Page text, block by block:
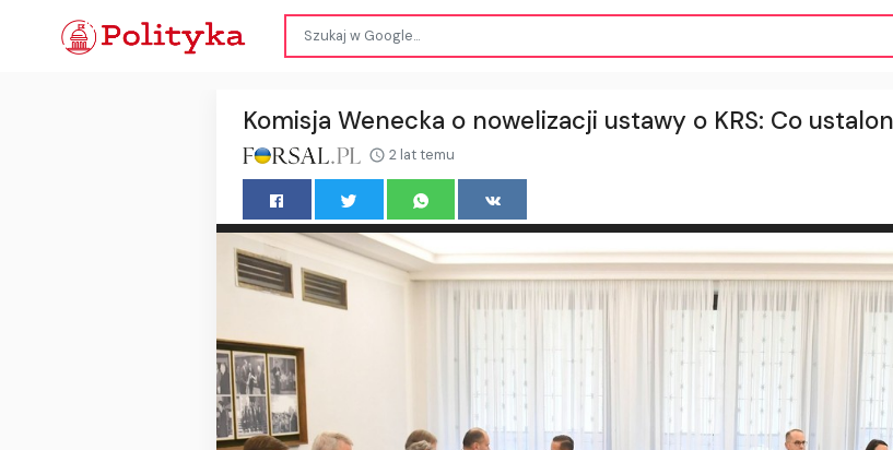
Komisja Wenecka o nowelizacji ustawy o KRS: Co
2 lat temu